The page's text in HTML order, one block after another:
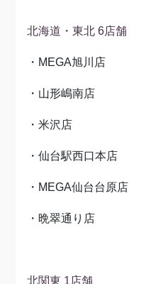
北海道・東北 6店舗
・MEGA旭川店
・山形嶋南店
・米沢店
・仙台駅西口本店
・MEGA仙台台原店
・晩翠通り店
北関東 1店舗